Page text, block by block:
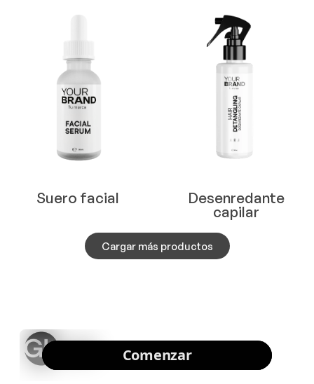
Suero facial Desenredante
capilar
Cargar más productos